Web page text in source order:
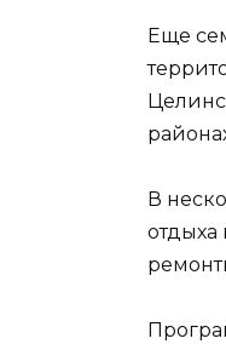
Еще
В
отдыха